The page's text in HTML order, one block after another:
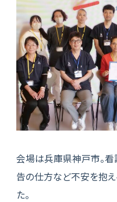
会場は兵庫県神戸市。看
告の仕方など不安を抱
た。